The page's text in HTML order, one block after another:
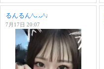
るんるん^ᴗ.ᴗ^♩
7月17日 20:07